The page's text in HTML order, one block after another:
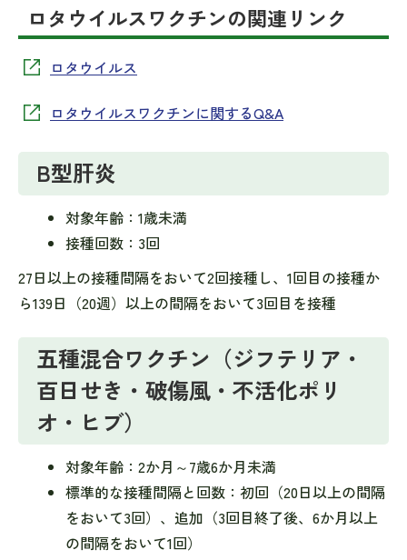
ロタウイルスワクチンの関連リンク
ロタウイルス
ロタウイルスワクチンに関するQ&A
B型肝炎
対象年齢：1歳未満
接種回数：3回
27日以上の接種間隔をおいて2回接種し、1回目の接種か
ら139日（20週）以上の間隔をおいて3回目を接種
五種混合ワクチン（ジフテリア・
百日せき・破傷風・不活化ポリ
オ・ヒブ）
対象年齢：2か月～7歳6か月未満
標準的な接種間隔と回数：初回（20日以上の間隔
をおいて3回）、追加（3回目終了後、6か月以上
の間隔をおいて1回）